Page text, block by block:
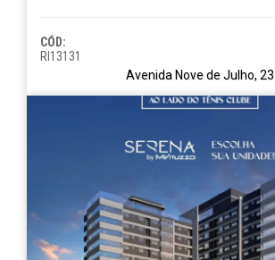
CÓD:
RI13131
Avenida Nove de Julho, 23